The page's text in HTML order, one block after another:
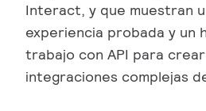
Interact, y que muestran
experiencia probada y un
trabajo con API para crear
integraciones complejas